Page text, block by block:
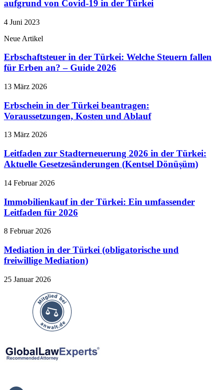
aufgrund von Covid-19 in der Türkei
4 Juni 2023
Neue Artikel
Erbschaftsteuer in der Türkei: Welche Steuern fallen
für Erben an? – Guide 2026
13 März 2026
Erbschein in der Türkei beantragen:
Voraussetzungen, Kosten und Ablauf
13 März 2026
Leitfaden zur Stadterneuerung 2026 in der Türkei:
Aktuelle Gesetzesänderungen (Kentsel Dönüşüm)
14 Februar 2026
Immobilienkauf in der Türkei: Ein umfassender
Leitfaden für 2026
8 Februar 2026
Mediation in der Türkei (obligatorische und
freiwillige Mediation)
25 Januar 2026